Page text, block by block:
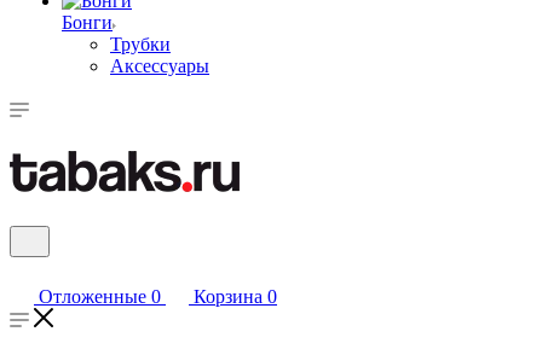
Бонги
Трубки
Аксессуары
Отложенные 0 Корзина 0